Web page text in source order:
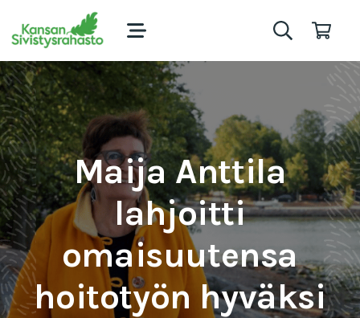
Maija Anttila
lahjoitti
omaisuutensa
hoitotyön hyväksi